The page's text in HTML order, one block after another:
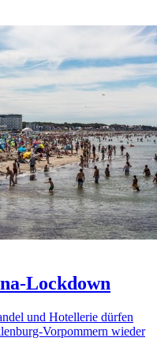
Lockdown
und Hotellerie dürfen
Vorpommern wieder